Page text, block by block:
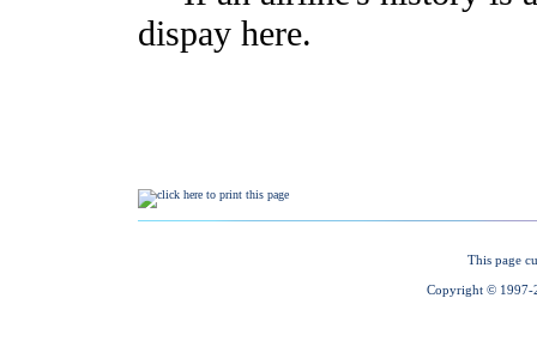
This page
Copyright © 1997-